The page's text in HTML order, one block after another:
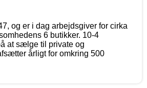
og er i dag arbejdsgiver for cirka
6 butikker. 10-4
at sælge til private og
årligt for omkring 500